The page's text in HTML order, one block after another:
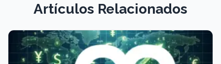
Artículos Relacionados